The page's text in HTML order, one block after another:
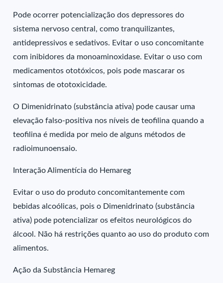
Pode ocorrer potencialização dos depressores do
sistema nervoso central, como tranquilizantes,
antidepressivos e sedativos. Evitar o uso concomitante
com inibidores da monoaminoxidase. Evitar o uso com
medicamentos ototóxicos, pois pode mascarar os
sintomas de ototoxicidade.
O Dimenidrinato (substância ativa) pode causar uma
elevação falso-positiva nos níveis de teofilina quando a
teofilina é medida por meio de alguns métodos de
radioimunoensaio.
Interação Alimentícia do Hemareg
Evitar o uso do produto concomitantemente com
bebidas alcoólicas, pois o Dimenidrinato (substância
ativa) pode potencializar os efeitos neurológicos do
álcool. Não há restrições quanto ao uso do produto com
alimentos.
Ação da Substância Hemareg